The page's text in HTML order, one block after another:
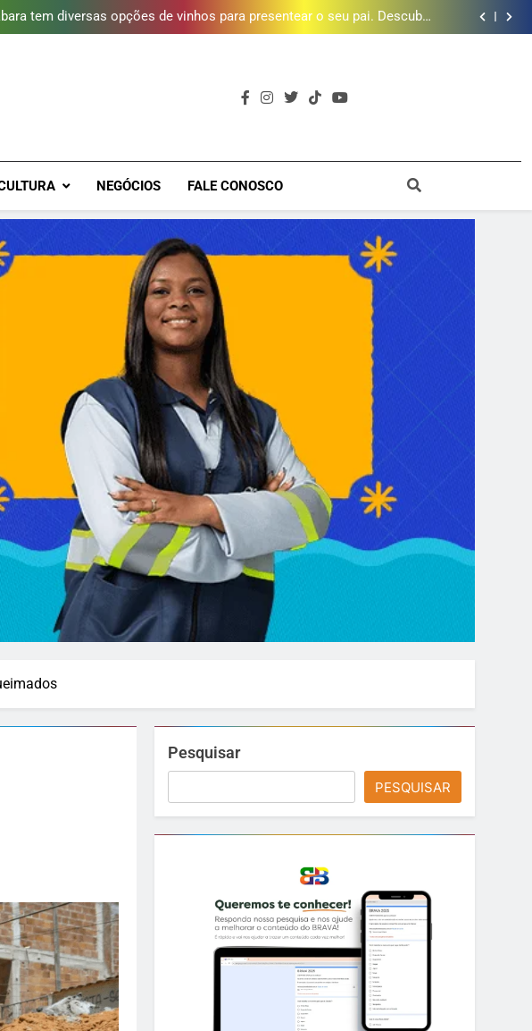
Fluminense
tem diversas opções de vinhos para presentear o seu pai. Descubra
como escolher o que mais combina com ele
reúne Nosso Sentimento e Gustavo Lins em Nova Iguaçu neste fim
a preservação de 190 milhões de litros de água por ano na Baixada
tem diversas opções de vinhos para presentear o seu pai. Descubra
como escolher o que mais combina com ele
reúne Nosso Sentimento e Gustavo Lins em Nova Iguaçu neste fim
Grande Rio sorteia MacBook e oferece vinho em campanha de Dia dos
a preservação de 190 milhões de litros de água por ano na Baixada
NEGÓCIOS FALE CONOSCO
Pesquisar
PESQUISAR